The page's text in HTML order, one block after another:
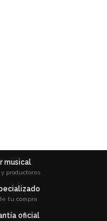
musical
y productores
tu compra
oficial